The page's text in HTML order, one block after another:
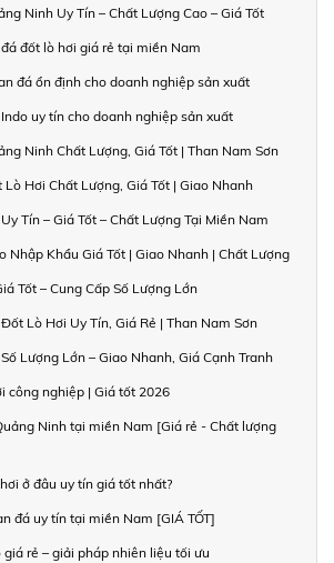
Ninh Uy Tín – Chất Lượng Cao – Giá Tốt
đốt lò hơi giá rẻ tại miền Nam
đá ổn định cho doanh nghiệp sản xuất
uy tín cho doanh nghiệp sản xuất
Ninh Chất Lượng, Giá Tốt | Than Nam Sơn
Hơi Chất Lượng, Giá Tốt | Giao Nhanh
Tín – Giá Tốt – Chất Lượng Tại Miền Nam
Nhập Khẩu Giá Tốt | Giao Nhanh | Chất Lượng
Tốt – Cung Cấp Số Lượng Lớn
Lò Hơi Uy Tín, Giá Rẻ | Than Nam Sơn
Lượng Lớn – Giao Nhanh, Giá Cạnh Tranh
công nghiệp | Giá tốt 2026
Ninh tại miền Nam [Giá rẻ - Chất lượng
ở đâu uy tín giá tốt nhất?
đá uy tín tại miền Nam [GIÁ TỐT]
rẻ – giải pháp nhiên liệu tối ưu